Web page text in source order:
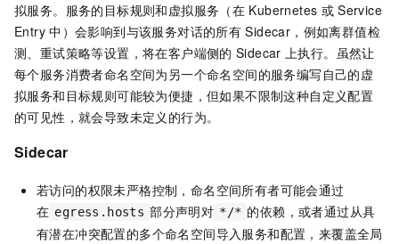
拟服务。服务的目标规则和虚拟服务（在 Kubernetes 或 Service
Entry 中）会影响到与该服务对话的所有 Sidecar，例如离群值检
测、重试策略等设置，将在客户端侧的 Sidecar 上执行。虽然让
每个服务消费者命名空间为另一个命名空间的服务编写自己的虚
拟服务和目标规则可能较为便捷，但如果不限制这种自定义配置
的可见性，就会导致未定义的行为。
Sidecar
若访问的权限未严格控制，命名空间所有者可能会通过
在 egress.hosts 部分声明对 */* 的依赖，或者通过从具
有潜在冲突配置的多个命名空间导入服务和配置，来覆盖全局